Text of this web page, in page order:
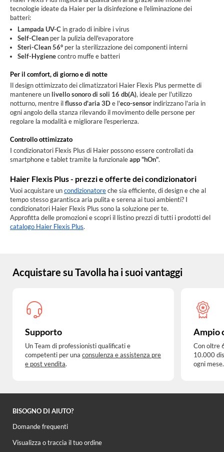
tecnologie ideate da Haier per la disinfezione e l'eliminazione dei
batteri:
Lampada UV-C in grado di inibire i virus
Self-Clean per la pulizia dell'evaporatore
Steri-Clean 56° per la sterilizzazione dei componenti interni
Self-Hygienecontro muffe e batteri
Per il comfort, di giorno e di notte
Il design ottimizzato dei climatizzatori Haier Flexis Plus permette di
mantenere un livello sonoro di soli 16 db(A), ideale per l'utilizzo
notturno, mentre ilflusso d'aria 3De l'eco-sensor indirizzano l'aria in
ogni angolo della stanza rilevando il movimento delle persone per
regolare la modalità e migliorare l'esperienza.
Controllo ottimizzato
I condizionatori Flexis Plus di Haier possono essere controllati da
smartphone e tablet tramite la funzionaleapp "hOn".
Haier Flexis Plus - prezzi e offerte dei condizionatori
Vuoi acquistare uncondizionatoreche sia efficiente, di design e che al
tempo stesso garantisca aria pulita e serena ai tuoi ambienti? I
condizionatori Haier Flexis Plus sono la soluzione per te.
Approfitta delle promozioni e scopri il listino prezzi di tutti i prodotti del
catalogo Haier Flexis Plus.
Acquistare su Tavolla ha i suoi vantaggi
Supporto
Un Team di professionisti qualificati e
competenti per una consulenza e assistenza pre
e post vendita.
Ampio
Con oltre
10.000
ogni mese.
BISOGNO DI AIUTO?
Domande frequenti
Visualizza o traccia il tuo ordine